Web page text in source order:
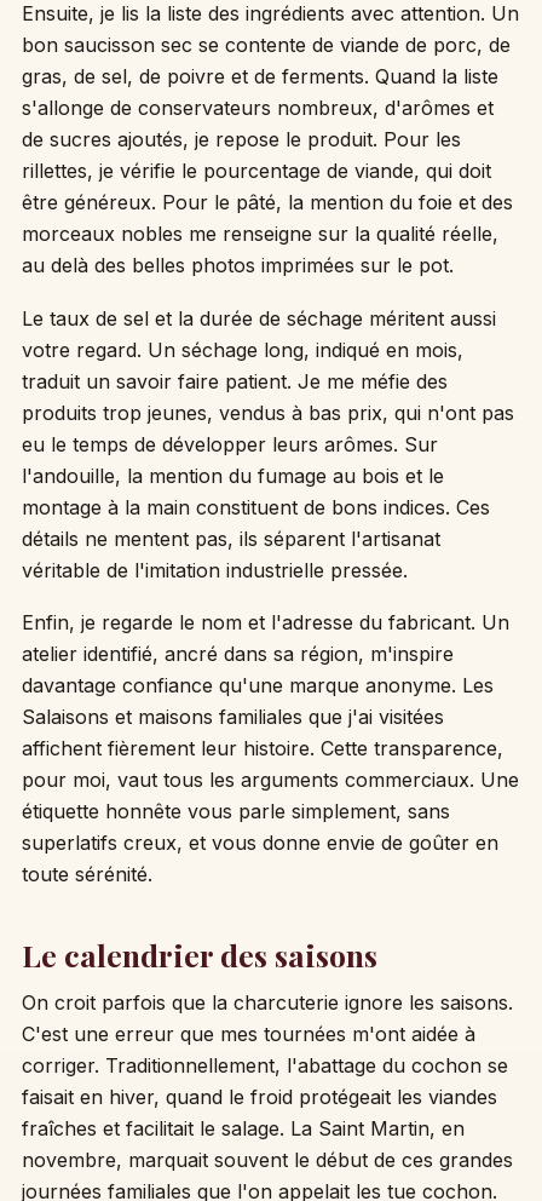
Ensuite, je lis la liste des ingrédients avec attention. Un
bon saucisson sec se contente de viande de porc, de
gras, de sel, de poivre et de ferments. Quand la liste
s'allonge de conservateurs nombreux, d'arômes et
de sucres ajoutés, je repose le produit. Pour les
rillettes, je vérifie le pourcentage de viande, qui doit
être généreux. Pour le pâté, la mention du foie et des
morceaux nobles me renseigne sur la qualité réelle,
au delà des belles photos imprimées sur le pot.
Le taux de sel et la durée de séchage méritent aussi
votre regard. Un séchage long, indiqué en mois,
traduit un savoir faire patient. Je me méfie des
produits trop jeunes, vendus à bas prix, qui n'ont pas
eu le temps de développer leurs arômes. Sur
l'andouille, la mention du fumage au bois et le
montage à la main constituent de bons indices. Ces
détails ne mentent pas, ils séparent l'artisanat
véritable de l'imitation industrielle pressée.
Enfin, je regarde le nom et l'adresse du fabricant. Un
atelier identifié, ancré dans sa région, m'inspire
davantage confiance qu'une marque anonyme. Les
Salaisons et maisons familiales que j'ai visitées
affichent fièrement leur histoire. Cette transparence,
pour moi, vaut tous les arguments commerciaux. Une
étiquette honnête vous parle simplement, sans
superlatifs creux, et vous donne envie de goûter en
toute sérénité.
Le calendrier des saisons
On croit parfois que la charcuterie ignore les saisons.
C'est une erreur que mes tournées m'ont aidée à
corriger. Traditionnellement, l'abattage du cochon se
faisait en hiver, quand le froid protégeait les viandes
fraîches et facilitait le salage. La Saint Martin, en
novembre, marquait souvent le début de ces grandes
journées familiales que l'on appelait les tue cochon.